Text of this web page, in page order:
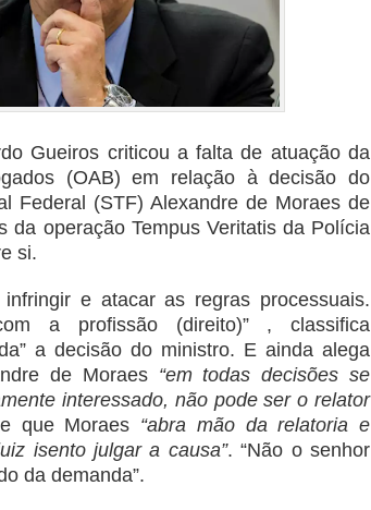
Gueiros criticou a falta de atuação da
(OAB) em relação à decisão do
Federal (STF) Alexandre de Moraes de
da operação Tempus Veritatis da Polícia
si.
e atacar as regras processuais.
a profissão (direito)” , classifica
a decisão do ministro. E ainda alega
de Moraes “em todas decisões se
interessado, não pode ser o relator
que Moraes “abra mão da relatoria e
isento julgar a causa”. “Não o senhor
da demanda”.